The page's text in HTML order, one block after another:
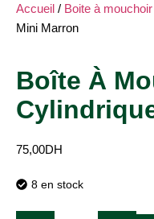
Accueil / Boite à mouchoir
Mini Marron
Boîte À
75,00DH
8 en stock